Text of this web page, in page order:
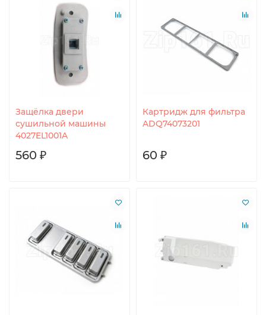
Защёлка двери
сушильной машины
4027EL1001A
560 ₽
Картридж для фильтра
ADQ74073201
60 ₽